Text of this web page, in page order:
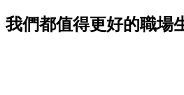
們都值得更好的職場